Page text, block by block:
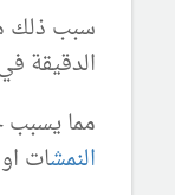
سبب ذلك
الدقيقة
مما
النمشات